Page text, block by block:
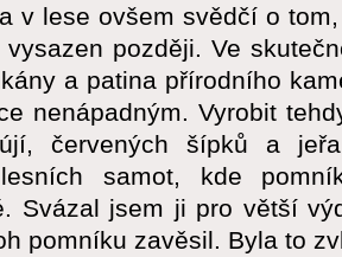
v lese ovšem svědčí o
později. Ve
a patina přírodního
nenápadným. Vyrobit
červených šípků a
samot, kde
Svázal jsem ji pro větší
pomníku zavěsil. Byla to